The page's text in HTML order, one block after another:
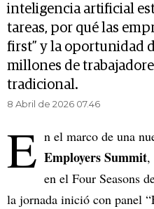
inteligencia artificial
tareas, por qué las
first” y la oportunidad
millones de
tradicional.
8 Abril de 2026 07.46
E n el marco de una
Employers Summit,
en el Four Seasons
la jornada inició con panel